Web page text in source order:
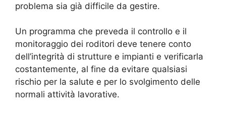
problema sia già difficile da gestire.
Un programma che preveda il controllo e il
monitoraggio dei roditori deve tenere conto
dell’integrità di strutture e impianti e verificarla
costantemente, al fine da evitare qualsiasi
rischio per la salute e per lo svolgimento delle
normali attività lavorative.